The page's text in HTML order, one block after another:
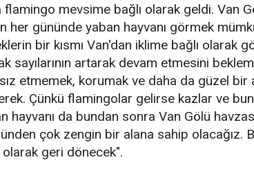
mevsime bağlı olarak geldi. Van
her gününde yaban hayvanı görmek
bir kısmı Van'dan iklime bağlı olarak
sayılarının artarak devam etmesini
etmemek, korumak ve daha da güzel bir
Çünkü flamingolar gelirse kazlar ve
hayvanı da bundan sonra Van Gölü
çok zengin bir alana sahip olacağız.
geri dönecek".